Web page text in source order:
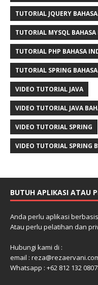
TUTORIAL JQUERY
TUTORIAL MYSQL
TUTORIAL PHP BAHASA
TUTORIAL SPRING
VIDEO TUTORIAL JAVA
VIDEO TUTORIAL JAVA
VIDEO TUTORIAL SPRING
VIDEO TUTORIAL SPRING
BUTUH APLIKASI ATAU
Anda perlu aplikasi
Atau perlu pelatihan dan
Hubungi kami di :
email :
Whatsapp : +62 812 132